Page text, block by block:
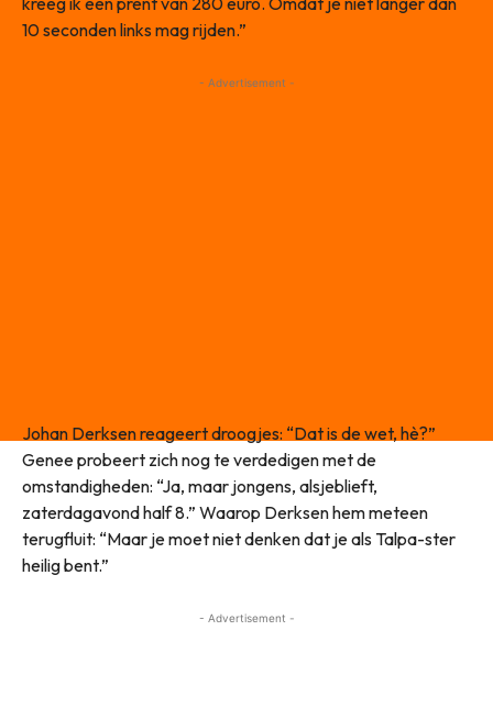
10 seconden links mag rijden.”
- Advertisement -
Johan Derksen reageert droogjes: “Dat is de wet, hè?”
Genee probeert zich nog te verdedigen met de
omstandigheden: “Ja, maar jongens, alsjeblieft,
zaterdagavond half 8.” Waarop Derksen hem meteen
terugfluit: “Maar je moet niet denken dat je als Talpa-ster
heilig bent.”
- Advertisement -